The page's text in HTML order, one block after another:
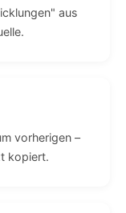
aus
vorherigen –
kopiert.